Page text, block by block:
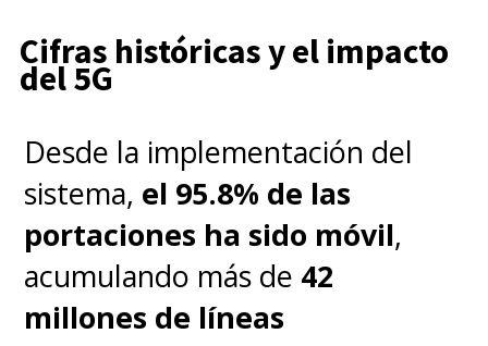
Cifras históricas y el impacto
del 5G
Desde la implementación del
sistema, el 95.8% de las
portaciones ha sido móvil,
acumulando más de 42
millones de líneas